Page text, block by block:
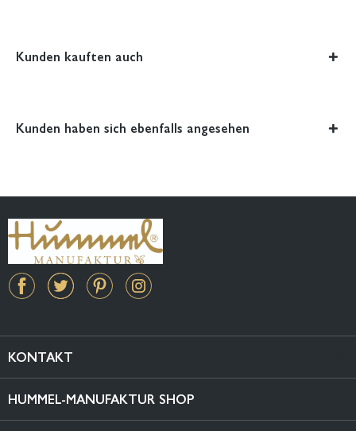
Kunden kauften auch
Kunden haben sich ebenfalls angesehen
KONTAKT
HUMMEL-MANUFAKTUR SHOP